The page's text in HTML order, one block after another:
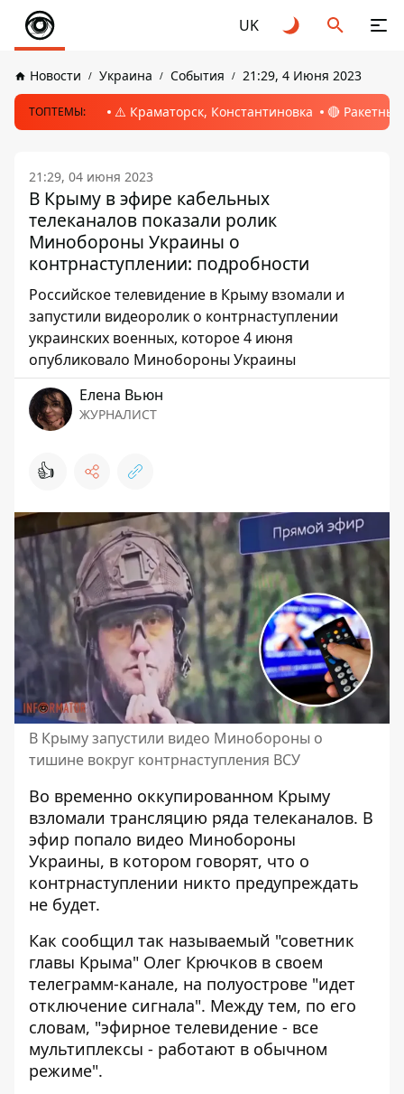
UK
Новости Украина События 21:29, 4 Июня 2023
ТОПТЕМЫ: ⚠️ Краматорск, Константиновка 🔴
21:29, 04 июня 2023
В Крыму в эфире кабельных
телеканалов показали ролик
Минобороны Украины о
контрнаступлении: подробности
Российское телевидение в Крыму взомали и
запустили видеоролик о контрнаступлении
украинских военных, которое 4 июня
опубликовало Минобороны Украины
Елена Вьюн
ЖУРНАЛИСТ
👍
В Крыму запустили видео Минобороны о
тишине вокруг контрнаступления ВСУ
Во временно оккупированном Крыму
взломали трансляцию ряда телеканалов. В
эфир попало видео Минобороны
Украины, в котором говорят, что о
контрнаступлении никто предупреждать
не будет.
Как сообщил так называемый "советник
главы Крыма" Олег Крючков в своем
телеграмм-канале, на полуострове "идет
отключение сигнала". Между тем, по его
словам, "эфирное телевидение - все
мультиплексы - работают в обычном
режиме".